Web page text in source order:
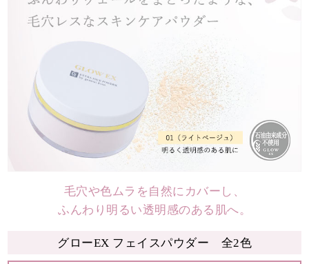
毛穴や色ムラを自然にカバーし、
ふんわり明るい透明感のある肌へ。
グローEX フェイスパウダー 全2色